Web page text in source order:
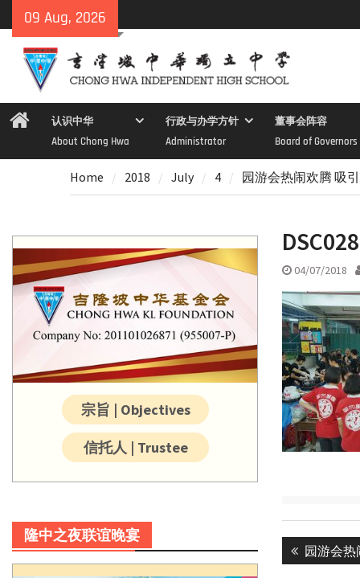
to
content
09 Aug, 2026
Home认识中华
About Chong Hwa
行政与办学方针
Administrator
董事会阵容
Board of Governors
Home 2018 July 4 园游会热闹欢腾 吸
04/07/2018
Post
Previous
post:
园游会
宗旨 | Objectives
信托人 | Trustee
隆中之夜联谊晚宴